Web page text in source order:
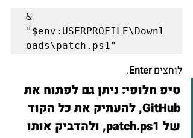
&
"$env:USERPROFILE\Downl
לוחצים Enter
.
טיפ חלופי: ניתן גם לפתוח את
GitHub, להעתיק את כל הקוד
של patch.ps1, ולהדביק אותו